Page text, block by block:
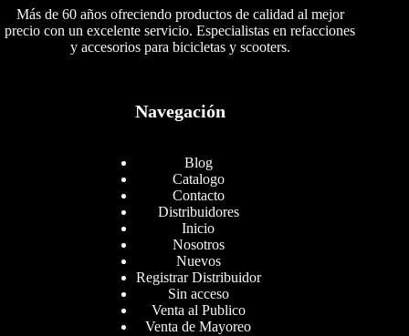
Más de 60 años ofreciendo productos de calidad al mejor
precio con un excelente servicio. Especialistas en refacciones
y accesorios para bicicletas y scooters.
Navegación
Blog
Catalogo
Contacto
Distribuidores
Inicio
Nosotros
Nuevos
Registrar Distribuidor
Sin acceso
Venta al Publico
Venta de Mayoreo